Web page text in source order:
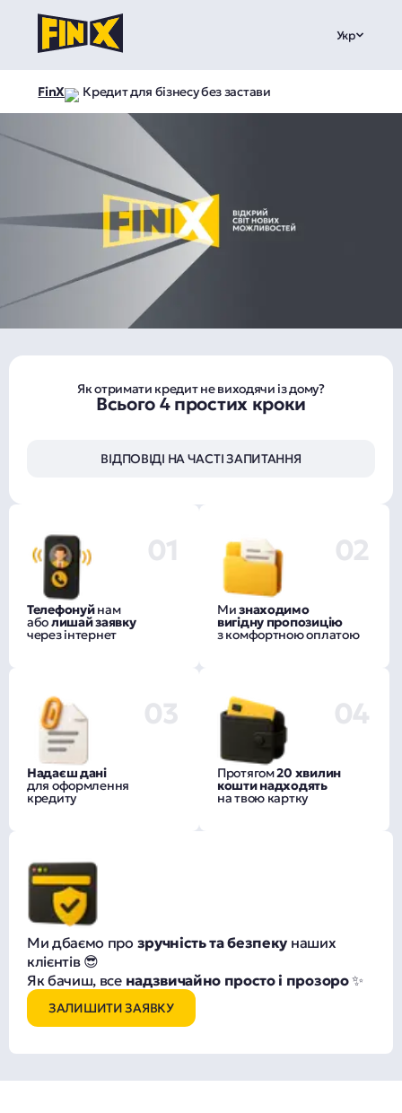
Укр
FinX Кредит для бізнесу без застави
Як отримати кредит не виходячи із дому?
Всього 4 простих кроки
ВІДПОВІДІ НА ЧАСТІ ЗАПИТАННЯ
01
Телефонуйнам
аболишай заявку
через інтернет
02
Мизнаходимо
вигідну пропозицію
з комфортною оплатою
03
Надаєш дані
для оформлення
кредиту
04
Протягом20 хвилин
кошти надходять
на твою картку
Ми дбаємо про зручність та безпеку наших
клієнтів 😎
Як бачиш, все надзвичайно просто і прозоро✨
ЗАЛИШИТИ ЗАЯВКУ